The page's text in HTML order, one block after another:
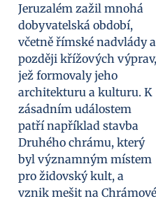
Jeruzalém zažil mnohá
dobyvatelská období,
včetně římské nadvlády a
později křížových výprav,
jež formovaly jeho
architekturu a kulturu. K
zásadním událostem
patří například stavba
Druhého chrámu, který
byl významným místem
pro židovský kult, a
vznik mešit na Chrámové